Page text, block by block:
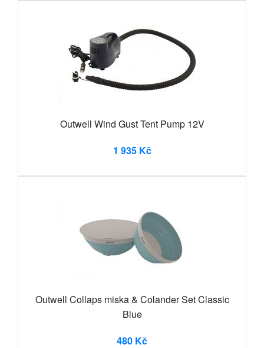
Outwell Wind Gust Tent Pump 12V
1 935 Kč
Outwell Collaps miska & Colander Set Classic
Blue
480 Kč